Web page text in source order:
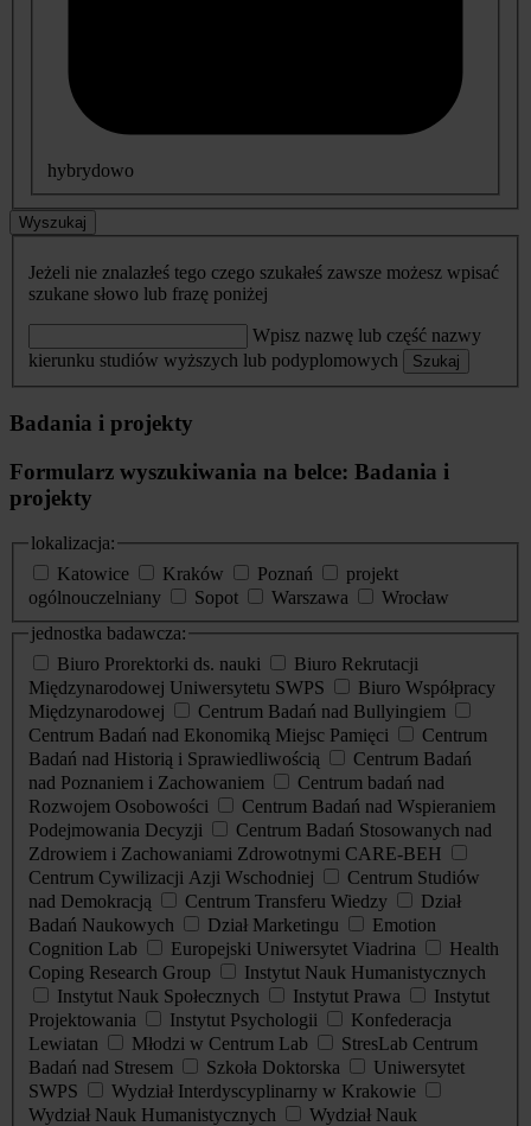
hybrydowo
Wyszukaj
Jeżeli nie znalazłeś tego czego szukałeś zawsze możesz wpisać
szukane słowo lub frazę poniżej
Wpisz nazwę lub część nazwy
kierunku studiów wyższych lub podyplomowych
Szukaj
Badania i projekty
Formularz wyszukiwania na belce: Badania i
projekty
lokalizacja:
Katowice
Kraków Poznań
projekt
ogólnouczelniany
Sopot Warszawa
Wrocław
jednostka badawcza:
Biuro Prorektorki ds. nauki
Biuro Rekrutacji
Międzynarodowej Uniwersytetu SWPS
Biuro Współpracy
Międzynarodowej
Centrum Badań nad Bullyingiem
Centrum Badań nad Ekonomiką Miejsc Pamięci
Centrum
Badań nad Historią i Sprawiedliwością
Centrum Badań
nad Poznaniem i Zachowaniem
Centrum badań nad
Rozwojem Osobowości
Centrum Badań nad Wspieraniem
Podejmowania Decyzji
Centrum Badań Stosowanych nad
Zdrowiem i Zachowaniami Zdrowotnymi CARE-BEH
Centrum Cywilizacji Azji Wschodniej
Centrum Studiów
nad Demokracją
Centrum Transferu Wiedzy
Dział
Badań Naukowych
Dział Marketingu
Emotion
Cognition Lab
Europejski Uniwersytet Viadrina
Health
Coping Research Group
Instytut Nauk Humanistycznych
Instytut Nauk Społecznych
Instytut Prawa
Instytut
Projektowania
Instytut Psychologii
Konfederacja
Lewiatan
Młodzi w Centrum Lab
StresLab Centrum
Badań nad Stresem
Szkoła Doktorska
Uniwersytet
SWPS
Wydział Interdyscyplinarny w Krakowie
Wydział Nauk Humanistycznych
Wydział Nauk